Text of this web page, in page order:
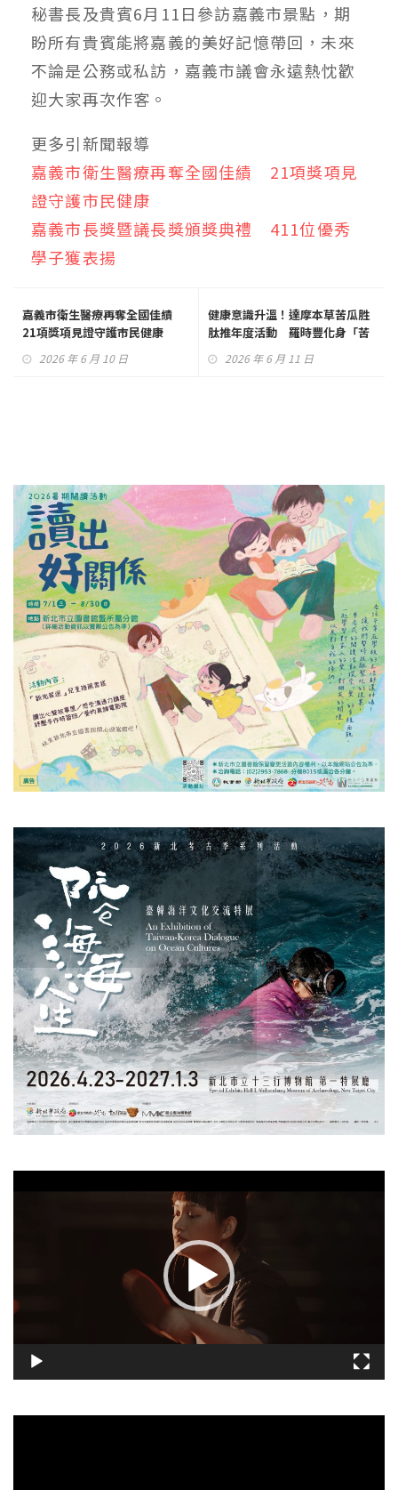
秘書長及貴賓6月11日參訪嘉義市景點，期
盼所有貴賓能將嘉義的美好記憶帶回，未來
不論是公務或私訪，嘉義市議會永遠熱忱歡
迎大家再次作客。
更多引新聞報導
嘉義市衛生醫療再奪全國佳績 21項獎項見
證守護市民健康
嘉義市長獎暨議長獎頒獎典禮 411位優秀
學子獲表揚
嘉義市衛生醫療再奪全國佳績
21項獎項見證守護市民健康
2026 年 6 月 10 日
健康意識升溫！達摩本草苦瓜胜
肽推年度活動 羅時豐化身「苦
瓜先生」代言
2026 年 6 月 11 日